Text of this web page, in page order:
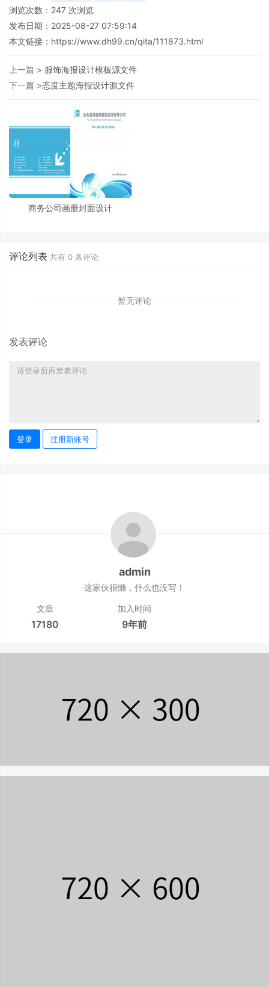
浏览次数： 247 次浏览
发布日期：2025-08-27 07:59:14
本文链接： https://www.dh99.cn/qita/111873.html
上一篇 > 服饰海报设计模板源文件
下一篇 >​态度主题海报设计源文件
商务公司画册封面设计
评论列表 共有 0 条评论
暂无评论
发表评论
登录 注册新账号
admin
这家伙很懒，什么也没写！
文章
17180
加入时间
9年前